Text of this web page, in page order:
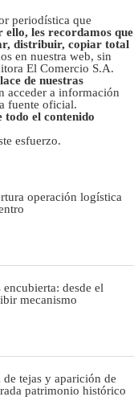
periodística que
ello, les recordamos que
distribuir, copiar total
en nuestra web, sin
El Comercio S.A.
de nuestras
acceder a información
fuente oficial.
el contenido
esfuerzo.
operación logística
desde el
mecanismo
de tejas y aparición de
patrimonio histórico